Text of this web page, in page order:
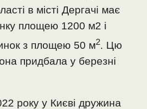
в місті Дергачі має
площею 1200 м2 і
з площею 50 м2. Цю
придбала у березні
року у Києві дружина